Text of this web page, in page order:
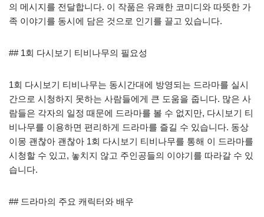
의 메시지를 전달합니다. 이 작품은 유쾌한 코미디와 따뜻한 가
족 이야기를 동시에 담은 것으로 인기를 끌고 있습니다.
## 1회 다시보기 티비나무의 필요성
1회 다시보기 티비나무는 동시간대에 방영되는 드라마를 실시
간으로 시청하지 못하는 사람들에게 큰 도움을 줍니다. 많은 사
람들은 각자의 일정 때문에 드라마를 볼 수 없지만, 다시보기 티
비나무를 이용하면 편리하게 드라마를 즐길 수 있습니다. 동상
이몽 괜찮아 괜찮아 1회 다시보기 티비나무를 통해 이 드라마를
시청할 수 있고, 놓치지 않고 주인공들의 이야기를 따라갈 수 있
습니다.
## 드라마의 주요 캐릭터와 배우